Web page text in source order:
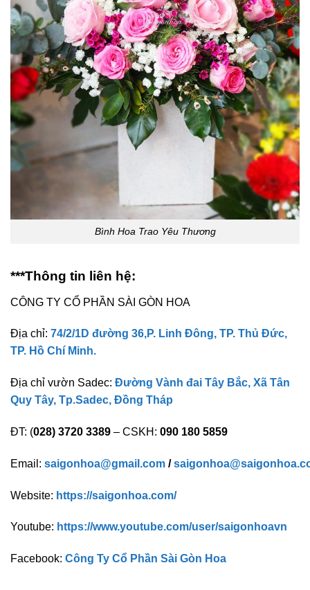
Bình Hoa Trao Yêu Thương
***Thông tin liên hệ:
CÔNG TY CỔ PHẦN SÀI GÒN HOA
Địa chỉ: 74/2/1D đường 36,P. Linh Đông, TP. Thủ Đức,
TP. Hồ Chí Minh.
Địa chỉ vườn Sadec: Đường Vành đai Tây Bắc, Xã Tân
Quy Tây, Tp.Sadec, Đồng Tháp
ĐT: (028) 3720 3389 – CSKH: 090 180 5859
Email: saigonhoa@gmail.com /
Website: https://saigonhoa.com/
Youtube: https://www.youtube.com/user/saigonhoavn
Facebook: Công Ty Cổ Phần Sài Gòn Hoa